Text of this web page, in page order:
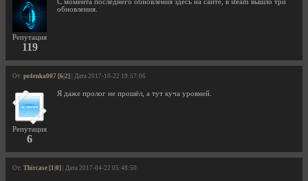
Репутация
119
С момента последнего обновления здесь на сайте, в steam вышло три
обновления.
От: pe4enka007 [6|2] | Дата 2017-10-22 19:57:06
Репутация
6
Я даже пролог не прошёл, а тут куча уровней.
От: Thircase [1|0] | Дата 2017-04-22 05:48:50